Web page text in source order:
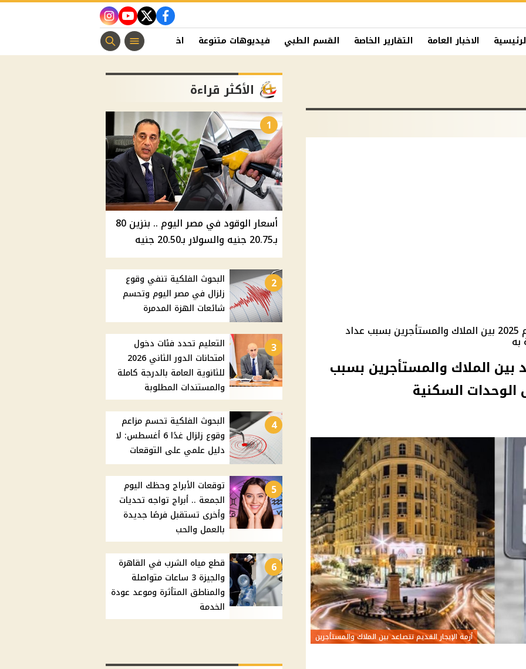
facebook
twitter
youtube
instagram
الاخبار العامة التقارير الخاصة القسم الطبي فيديوهات متنوعة اخبار الفن منوعات مسيحية
تفاصيل جديدة عن أزمة الإيجار القديم 2025 بين الملاك والمستأجرين بسبب عداد
به
بين الملاك والمستأجرين بسبب
الوحدات السكنية
أزمة الإيجار القديم تتصاعد بين الملاك والمستأجرين
الأكثر قراءة
1
أسعار الوقود في مصر اليوم .. بنزين 80
بـ20.75 جنيه والسولار بـ20.50 جنيه
2
البحوث الفلكية تنفي وقوع
زلزال في مصر اليوم وتحسم
شائعات الهزة المدمرة
3
التعليم تحدد فئات دخول
امتحانات الدور الثاني 2026
للثانوية العامة بالدرجة كاملة
والمستندات المطلوبة
4
البحوث الفلكية تحسم مزاعم
وقوع زلزال غدًا 6 أغسطس: لا
دليل علمي على التوقعات
5
توقعات الأبراج وحظك اليوم
الجمعة .. أبراج تواجه تحديات
وأخرى تستقبل فرصًا جديدة
بالعمل والحب
6
قطع مياه الشرب في القاهرة
والجيزة 3 ساعات متواصلة
والمناطق المتأثرة وموعد عودة
الخدمة